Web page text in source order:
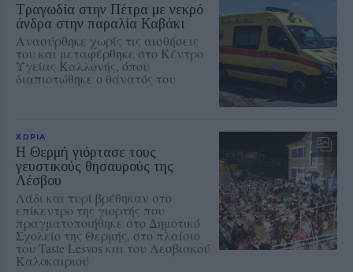
Τραγωδία στην Πέτρα με νεκρό
άνδρα στην παραλία Καβάκι
Ανασύρθηκε χωρίς τις αισθήσεις
του και μεταφέρθηκε στο Κέντρο
Υγείας Καλλονής, όπου
διαπιστώθηκε ο θάνατός του
ΧΩΡΙΑ
Η Θερμή γιόρτασε τους
γευστικούς θησαυρούς της
Λέσβου
Λάδι και τυρί βρέθηκαν στο
επίκεντρο της γιορτής που
πραγματοποιήθηκε στο Δημοτικό
Σχολείο της Θερμής, στο πλαίσιο
του Taste Lesvos και του Λεσβιακού
Καλοκαιριού